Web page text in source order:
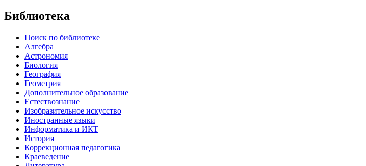
Библиотека
Поиск по библиотеке
Алгебра
Астрономия
Биология
География
Геометрия
Дополнительное образование
Естествознание
Изобразительное искусство
Иностранные языки
Информатика и ИКТ
История
Коррекционная педагогика
Краеведение